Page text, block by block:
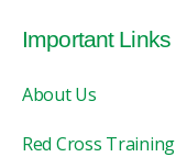
Important Links
About Us
Red Cross Training